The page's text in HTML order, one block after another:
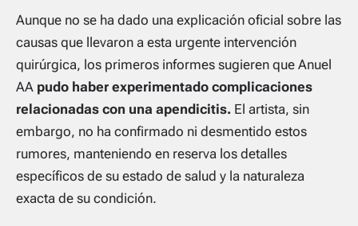
Aunque no se ha dado una explicación oficial sobre las
causas que llevaron a esta urgente intervención
quirúrgica, los primeros informes sugieren que Anuel
AA pudo haber experimentado complicaciones
relacionadas con una apendicitis. El artista, sin
embargo, no ha confirmado ni desmentido estos
rumores, manteniendo en reserva los detalles
específicos de su estado de salud y la naturaleza
exacta de su condición.